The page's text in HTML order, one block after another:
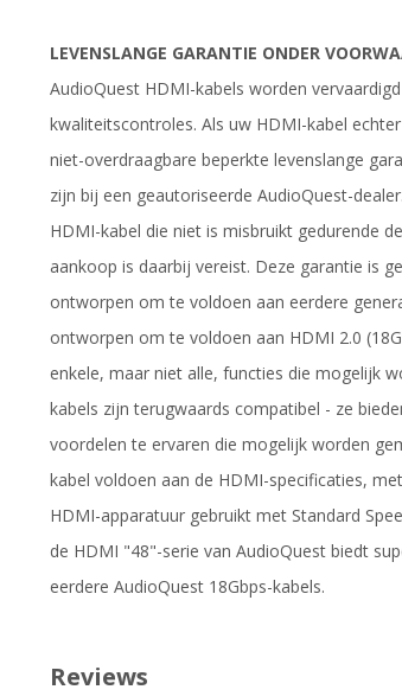
LEVENSLANGE GARANTIE ONDER
AudioQuest HDMI-kabels worden
kwaliteitscontroles. Als uw HDMI-kabel
niet-overdraagbare beperkte levenslange
zijn bij een geautoriseerde AudioQuest-
HDMI-kabel die niet is misbruikt gedurende
aankoop is daarbij vereist. Deze garantie is
ontworpen om te voldoen aan eerdere
ontworpen om te voldoen aan HDMI 2.0
enkele, maar niet alle, functies die mogelijk
kabels zijn terugwaards compatibel - ze
voordelen te ervaren die mogelijk worden
kabel voldoen aan de HDMI-specificaties,
HDMI-apparatuur gebruikt met Standard
de HDMI "48"-serie van AudioQuest biedt
eerdere AudioQuest 18Gbps-kabels.
Reviews